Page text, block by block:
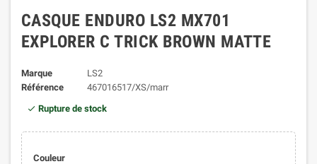
CASQUE ENDURO LS2 MX701
EXPLORER C TRICK BROWN MATTE
Marque
LS2
Référence
467016517/XS/marr
Rupture de stock
Couleur